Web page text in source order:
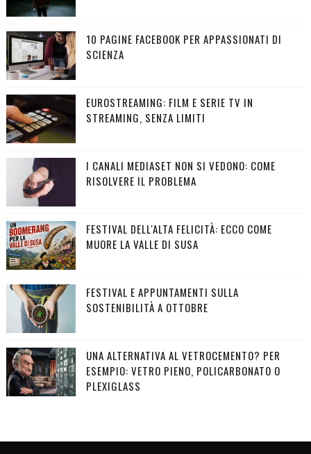
10 PAGINE FACEBOOK PER APPASSIONATI DI
SCIENZA
EUROSTREAMING: FILM E SERIE TV IN
STREAMING, SENZA LIMITI
I CANALI MEDIASET NON SI VEDONO: COME
RISOLVERE IL PROBLEMA
FESTIVAL DELL'ALTA FELICITÀ: ECCO COME
MUORE LA VALLE DI SUSA
FESTIVAL E APPUNTAMENTI SULLA
SOSTENIBILITÀ A OTTOBRE
UNA ALTERNATIVA AL VETROCEMENTO? PER
ESEMPIO: VETRO PIENO, POLICARBONATO O
PLEXIGLASS